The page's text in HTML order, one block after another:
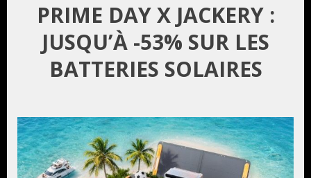
PRIME DAY X JACKERY :
JUSQU’À -53% SUR LES
BATTERIES SOLAIRES